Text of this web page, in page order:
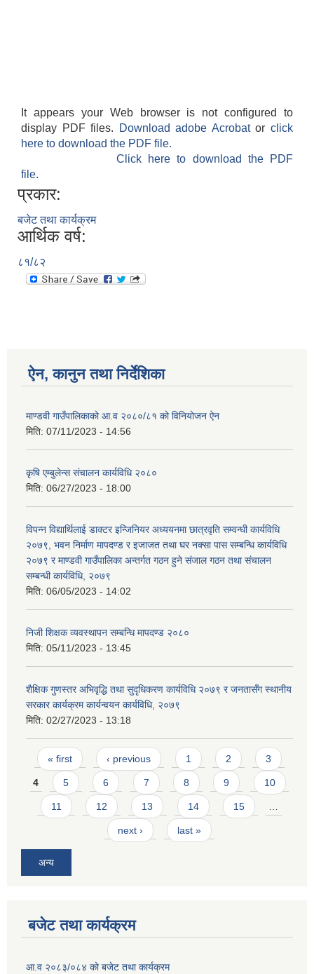
It appears your Web browser is not configured to
display PDF files.
Download adobe Acrobatorclick
here to download the PDF file.
Click here to download the PDF
file.
प्रकार:
बजेट तथा कार्यक्रम
आर्थिक वर्ष:
८१/८२
ऐन, कानुन तथा निर्देशिका
माण्डवी गाउँपालिकाको आ.व २०८०/८१ को विनियोजन ऐन
मिति: 07/11/2023 - 14:56
कृषि एम्बुलेन्स संचालन कार्यविधि २०८०
मिति: 06/27/2023 - 18:00
विपन्न विद्यार्थिलाई डाक्टर इन्जिनियर अध्ययनमा छात्रवृति सम्वन्धी कार्यविधि
२०७९, भवन निर्माण मापदण्ड र इजाजत तथा घर नक्सा पास सम्बन्धि कार्यविधि
२०७९ र माण्डवी गाउँपालिका अन्तर्गत गठन हुने संजाल गठन तथा संचालन
सम्बन्धी कार्यविधि, २०७९
मिति: 06/05/2023 - 14:02
निजी शिक्षक व्यवस्थापन सम्बन्धि मापदण्ड २०८०
मिति: 05/11/2023 - 13:45
शैक्षिक गुणस्तर अभिवृद्धि तथा सुदृधिकरण कार्यविधि २०७९ र जनतासँग स्थानीय
सरकार कार्यक्रम कार्यन्वयन कार्यविधि, २०७९
मिति: 02/27/2023 - 13:18
Pages
« first ‹ previous 1 2 3
4 5 6 7 8 9 10
11 12 13 14 15
next › last »
अन्य
बजेट तथा कार्यक्रम
आ.व २०८३/०८४ को बजेट तथा कार्यक्रम